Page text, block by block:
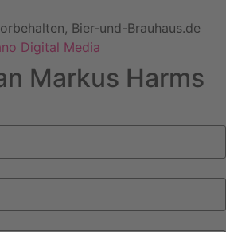
Bier-und-Brauhaus.de
Digital Media
Markus Harms